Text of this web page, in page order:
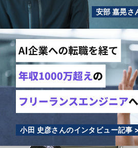
安部 嘉晃さ
小田 史彦さんのインタビュー記事